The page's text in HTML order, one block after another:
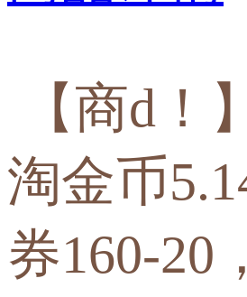
【商d！
淘金币
券160-20